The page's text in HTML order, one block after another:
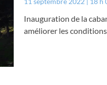
Inauguration de la
améliorer les